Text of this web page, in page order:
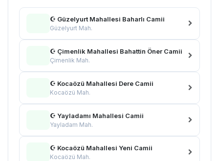
☪ Güzelyurt Mahallesi Baharlı Camii
Güzelyurt Mah.
☪ Çimenlik Mahallesi Bahattin Öner Camii
Çimenlik Mah.
☪ Kocaözü Mahallesi Dere Camii
Kocaözü Mah.
☪ Yayladamı Mahallesi Camii
Yayladam Mah.
☪ Kocaözü Mahallesi Yeni Camii
Kocaözü Mah.